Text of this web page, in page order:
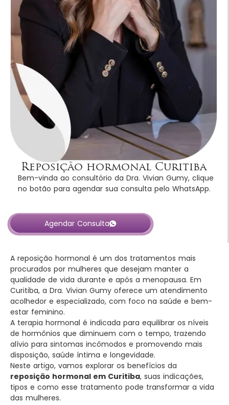
Reposição hormonal Curitiba
Bem-vinda ao consultório da Dra. Vivian Gumy, clique
no botão para agendar sua consulta pelo WhatsApp.
Agendar Consulta
A reposição hormonal é um dos tratamentos mais
procurados por mulheres que desejam manter a
qualidade de vida durante e após a menopausa. Em
Curitiba, a Dra. Vivian Gumy oferece um atendimento
acolhedor e especializado, com foco na saúde e bem-
estar feminino.
A terapia hormonal é indicada para equilibrar os níveis
de hormônios que diminuem com o tempo, trazendo
alívio para sintomas incômodos e promovendo mais
disposição, saúde íntima e longevidade.
Neste artigo, vamos explorar os benefícios da
reposição hormonal em Curitiba, suas indicações,
tipos e como esse tratamento pode transformar a vida
das mulheres.